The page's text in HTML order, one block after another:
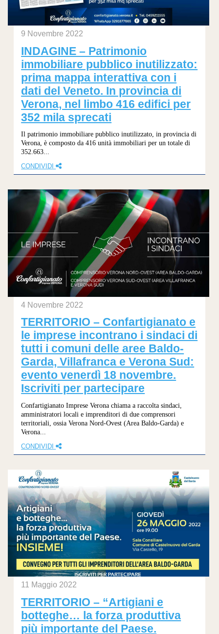
9 Novembre 2022
INDAGINE – Patrimonio
immobiliare pubblico inutilizzato:
prima mappa interattiva con i
dati del Veneto. In provincia di
Verona, nel limbo 416 edifici per
352 mila sprecati
Il patrimonio immobiliare pubblico inutilizzato, in provincia di
Verona, è composto da 416 unità immobiliari per un totale di
352.663...
CONDIVIDI
4 Novembre 2022
TERRITORIO – Confartigianato e
le imprese incontrano i sindaci di
tutti i comuni delle aree Baldo-
Garda, Villafranca e Verona Sud:
evento venerdì 18 novembre.
Iscriviti per partecipare
Confartigianato Imprese Verona chiama a raccolta sindaci,
amministratori locali e imprenditori di due comprensori
territoriali, ossia Verona Nord-Ovest (Area Baldo-Garda) e
Verona...
CONDIVIDI
11 Maggio 2022
TERRITORIO – “Artigiani e
botteghe… la forza produttiva
più importante del Paese.